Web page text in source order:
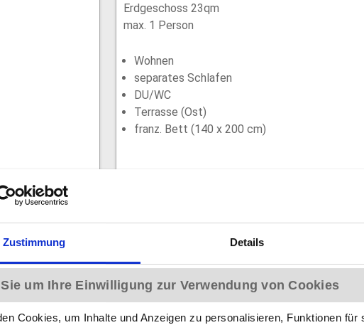
Zustimmung Details
um Ihre Einwilligung zur Verwendung von Cookies
Cookies, um Inhalte und Anzeigen zu personalisieren, Funktionen für
Erdgeschoss 23qm
max. 1 Person
Wohnen
separates Schlafen
DU/WC
Terrasse (Ost)
franz. Bett (140 x 200 cm)
104 Einzelzimmer Superior 105